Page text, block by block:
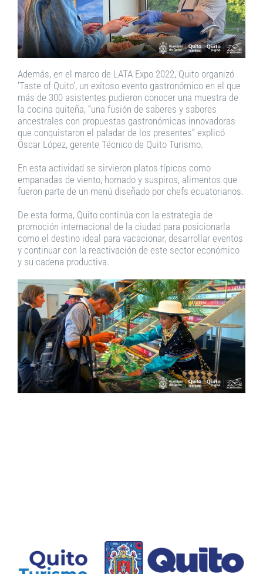
Además, en el marco de LATA Expo 2022, Quito organizó
‘Taste of Quito’, un exitoso evento gastronómico en el que
más de 300 asistentes pudieron conocer una muestra de
la cocina quiteña, “una fusión de saberes y sabores
ancestrales con propuestas gastronómicas innovadoras
que conquistaron el paladar de los presentes” explicó
Óscar López, gerente Técnico de Quito Turismo.
En esta actividad se sirvieron platos típicos como
empanadas de viento, hornado y suspiros, alimentos que
fueron parte de un menú diseñado por chefs ecuatorianos.
De esta forma, Quito continúa con la estrategia de
promoción internacional de la ciudad para posicionarla
como el destino ideal para vacacionar, desarrollar eventos
y continuar con la reactivación de este sector económico
y su cadena productiva.